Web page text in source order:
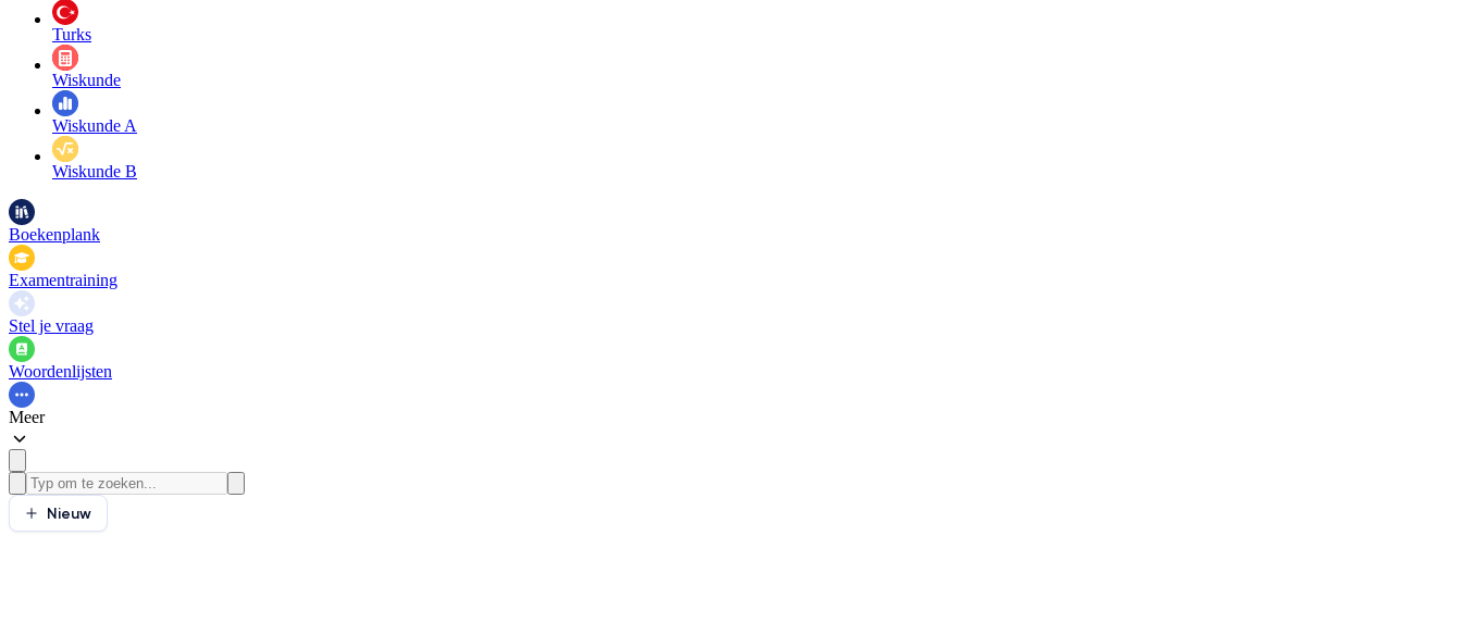
Turks
Wiskunde
Wiskunde A
Wiskunde B
Boekenplank
Examentraining
Stel je vraag
Woordenlijsten
Meer
Nieuw